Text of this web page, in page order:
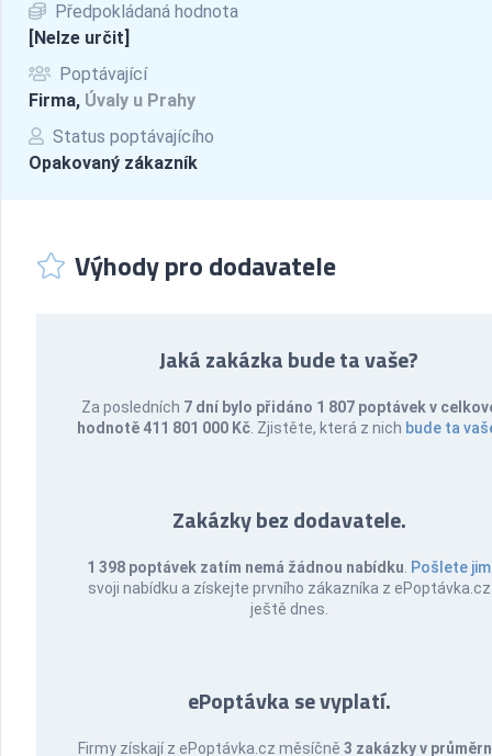
Předpokládaná hodnota
[Nelze určit]
Poptávající
Firma, Úvaly u Prahy
Status poptávajícího
Opakovaný zákazník
Výhody pro dodavatele
Jaká zakázka bude ta vaše?
Za posledních 7 dní bylo přidáno 1 807 poptávek v
hodnotě 411 801 000 Kč . Zjistěte, která z nich bude ta
Zakázky bez dodavatele.
1 398 poptávek zatím nemá žádnou nabídku Pošlete jim
svoji nabídku a získejte prvního zákazníka z ePoptávka.cz
ještě dnes.
ePoptávka se vyplatí.
Firmy získají z ePoptávka.cz měsíčně 3 zakázky v